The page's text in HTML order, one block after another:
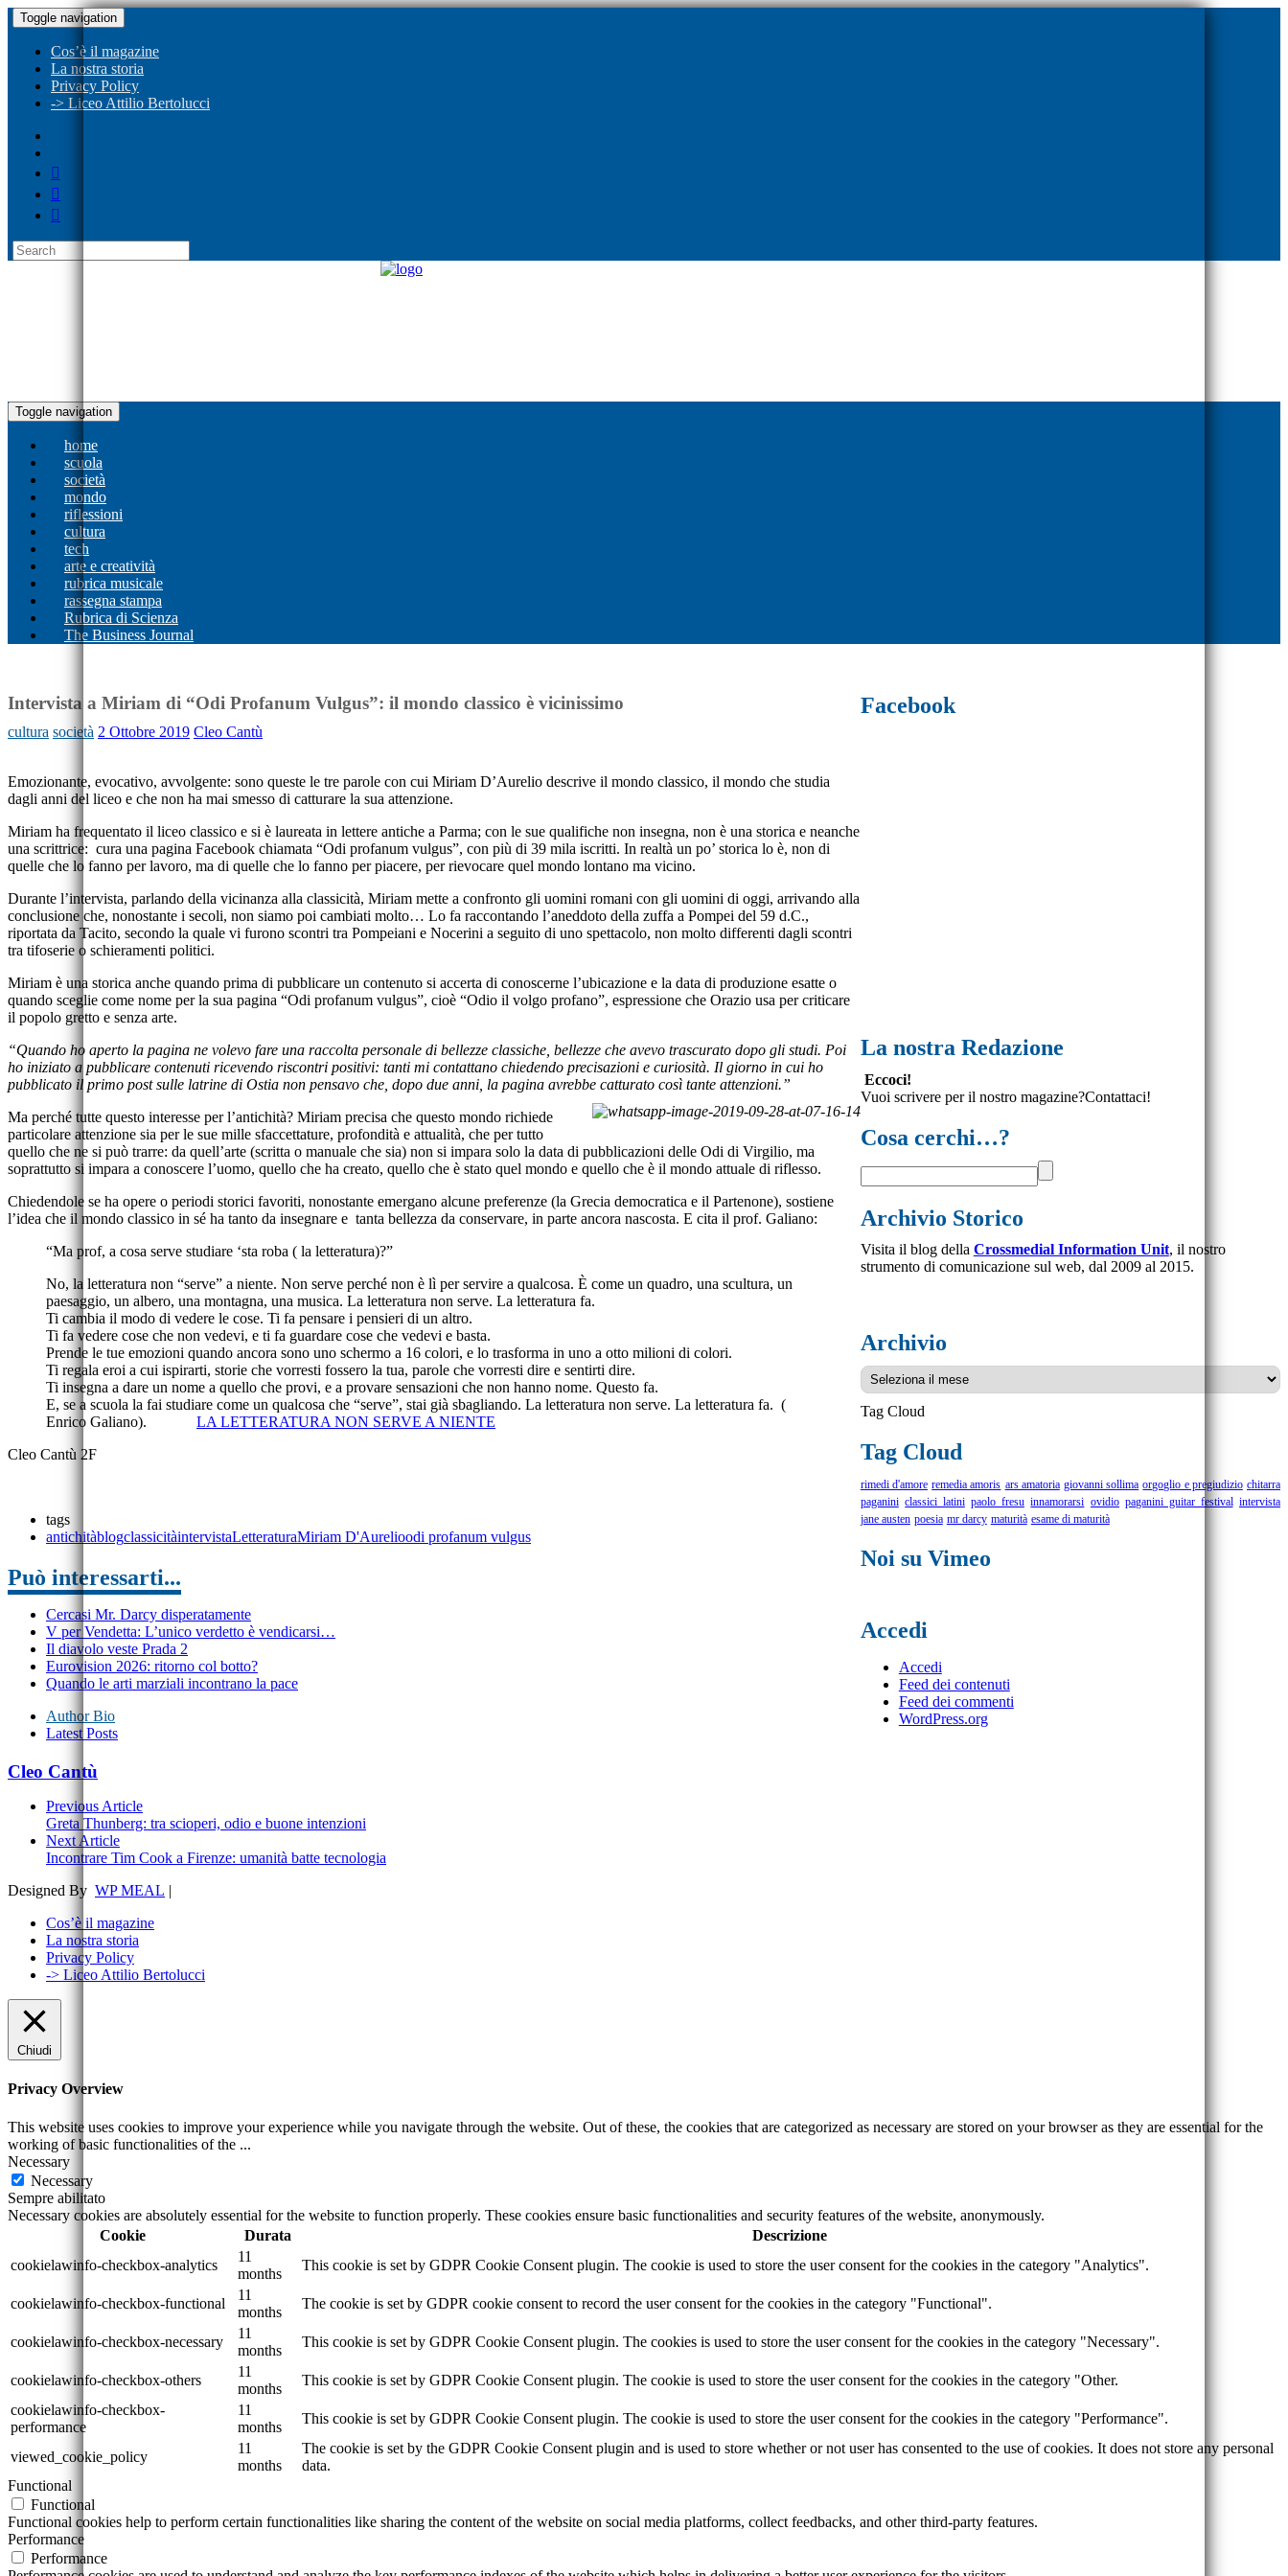
Toggle navigation
Cos’è il magazine
La nostra storia
Privacy Policy
-> Liceo Attilio Bertolucci
Toggle navigation
home
scuola
società
mondo
riflessioni
cultura
tech
arte e creatività
rubrica musicale
rassegna stampa
Rubrica di Scienza
The Business Journal
Intervista a Miriam di “Odi Profanum Vulgus”: il mondo classico è vicinissimo
cultura società 2 Ottobre 2019 Cleo Cantù
Emozionante, evocativo, avvolgente: sono queste le tre parole con cui Miriam D’Aurelio descrive il mondo classico, il mondo che studia
dagli anni del liceo e che non ha mai smesso di catturare la sua attenzione.
Miriam ha frequentato il liceo classico e si è laureata in lettere antiche a Parma; con le sue qualifiche non insegna, non è una storica e neanche
una scrittrice: cura una pagina Facebook chiamata “Odi profanum vulgus”, con più di 39 mila iscritti. In realtà un po’ storica lo è, non di
quelle che lo fanno per lavoro, ma di quelle che lo fanno per piacere, per rievocare quel mondo lontano ma vicino.
Durante l’intervista, parlando della vicinanza alla classicità, Miriam mette a confronto gli uomini romani con gli uomini di oggi, arrivando alla
conclusione che, nonostante i secoli, non siamo poi cambiati molto… Lo fa raccontando l’aneddoto della zuffa a Pompei del 59 d.C.,
riportata da Tacito, secondo la quale vi furono scontri tra Pompeiani e Nocerini a seguito di uno spettacolo, non molto differenti dagli scontri
tra tifoserie o schieramenti politici.
Miriam è una storica anche quando prima di pubblicare un contenuto si accerta di conoscerne l’ubicazione e la data di produzione esatte o
quando sceglie come nome per la sua pagina “Odi profanum vulgus”, cioè “Odio il volgo profano”, espressione che Orazio usa per criticare
il popolo gretto e senza arte.
“Quando ho aperto la pagina ne volevo fare una raccolta personale di bellezze classiche, bellezze che avevo trascurato dopo gli studi. Poi
ho iniziato a pubblicare contenuti ricevendo riscontri positivi: tanti mi contattano chiedendo precisazioni e curiosità. Il giorno in cui ho
pubblicato il primo post sulle latrine di Ostia non pensavo che, dopo due anni, la pagina avrebbe catturato così tante attenzioni.”
Ma perché tutte questo interesse per l’antichità? Miriam precisa che questo mondo richiede
particolare attenzione sia per le sue mille sfaccettature, profondità e attualità, che per tutto
quello che ne si può trarre: da quell’arte (scritta o manuale che sia) non si impara solo la data di pubblicazioni delle Odi di Virgilio, ma
soprattutto si impara a conoscere l’uomo, quello che ha creato, quello che è stato quel mondo e quello che è il mondo attuale di riflesso.
Chiedendole se ha opere o periodi storici favoriti, nonostante emergano alcune preferenze (la Grecia democratica e il Partenone), sostiene
l’idea che il mondo classico in sé ha tanto da insegnare e tanta bellezza da conservare, in parte ancora nascosta. E cita il prof. Galiano:
“Ma prof, a cosa serve studiare ‘sta roba ( la letteratura)?”
No, la letteratura non “serve” a niente. Non serve perché non è lì per servire a qualcosa. È come un quadro, una scultura, un
paesaggio, un albero, una montagna, una musica. La letteratura non serve. La letteratura fa.
Ti cambia il modo di vedere le cose. Ti fa pensare i pensieri di un altro.
Ti fa vedere cose che non vedevi, e ti fa guardare cose che vedevi e basta.
Prende le tue emozioni quando ancora sono uno schermo a 16 colori, e lo trasforma in uno a otto milioni di colori.
Ti regala eroi a cui ispirarti, storie che vorresti fossero la tua, parole che vorresti dire e sentirti dire.
Ti insegna a dare un nome a quello che provi, e a provare sensazioni che non hanno nome. Questo fa.
E, se a scuola la fai studiare come un qualcosa che “serve”, stai già sbagliando. La letteratura non serve. La letteratura fa. (
Enrico Galiano). LA LETTERATURA NON SERVE A NIENTE
Cleo Cantù 2F
tags
antichitàblogclassicitàintervistaLetteraturaMiriam D'Aurelioodi profanum vulgus
Può interessarti...
Cercasi Mr. Darcy disperatamente
V per Vendetta: L’unico verdetto è vendicarsi…
Il diavolo veste Prada 2
Eurovision 2026: ritorno col botto?
Quando le arti marziali incontrano la pace
Author Bio
Latest Posts
Cleo Cantù
Previous Article
Greta Thunberg: tra scioperi, odio e buone intenzioni
Next Article
Incontrare Tim Cook a Firenze: umanità batte tecnologia
Facebook
La nostra Redazione
Eccoci!
Vuoi scrivere per il nostro magazine?Contattaci!
Cosa cerchi…?
Archivio Storico
Visita il blog della Crossmedial Information Unit, il nostro
strumento di comunicazione sul web, dal 2009 al 2015.
Archivio
Archivio
Tag Cloud
Tag Cloud
rimedi d'amore remedia amoris ars amatoria giovanni sollima orgoglio e pregiudizio chitarra
paganini classici latini paolo fresu innamorarsi ovidio paganini guitar festival intervista
jane austen poesia mr darcy maturità esame di maturità
Noi su Vimeo
Accedi
Accedi
Feed dei contenuti
Feed dei commenti
WordPress.org
Designed By WP MEAL |
Cos’è il magazine
La nostra storia
Privacy Policy
-> Liceo Attilio Bertolucci
Chiudi
Privacy Overview
This website uses cookies to improve your experience while you navigate through the website. Out of these, the cookies that are categorized as necessary are stored on your browser as they are essential for the
working of basic functionalities of the ...
Necessary
Necessary
Sempre abilitato
Necessary cookies are absolutely essential for the website to function properly. These cookies ensure basic functionalities and security features of the website, anonymously.
Cookie
Durata
Descrizione
cookielawinfo-checkbox-analytics
11
months
This cookie is set by GDPR Cookie Consent plugin. The cookie is used to store the user consent for the cookies in the category "Analytics".
cookielawinfo-checkbox-functional
11
months
The cookie is set by GDPR cookie consent to record the user consent for the cookies in the category "Functional".
cookielawinfo-checkbox-necessary
11
months
This cookie is set by GDPR Cookie Consent plugin. The cookies is used to store the user consent for the cookies in the category "Necessary".
cookielawinfo-checkbox-others
11
months
This cookie is set by GDPR Cookie Consent plugin. The cookie is used to store the user consent for the cookies in the category "Other.
cookielawinfo-checkbox-
performance
11
months
This cookie is set by GDPR Cookie Consent plugin. The cookie is used to store the user consent for the cookies in the category "Performance".
viewed_cookie_policy
11
months
The cookie is set by the GDPR Cookie Consent plugin and is used to store whether or not user has consented to the use of cookies. It does not store any personal
data.
Functional
Functional
Functional cookies help to perform certain functionalities like sharing the content of the website on social media platforms, collect feedbacks, and other third-party features.
Performance
Performance